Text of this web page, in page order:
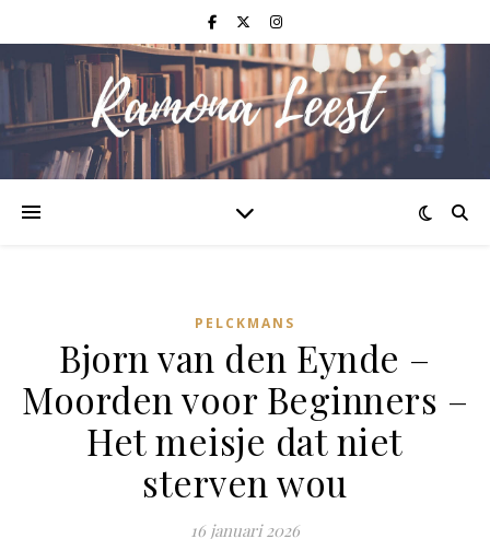
PELCKMANS
Bjorn van den Eynde –
Moorden voor Beginners –
Het meisje dat niet
sterven wou
16 januari 2026